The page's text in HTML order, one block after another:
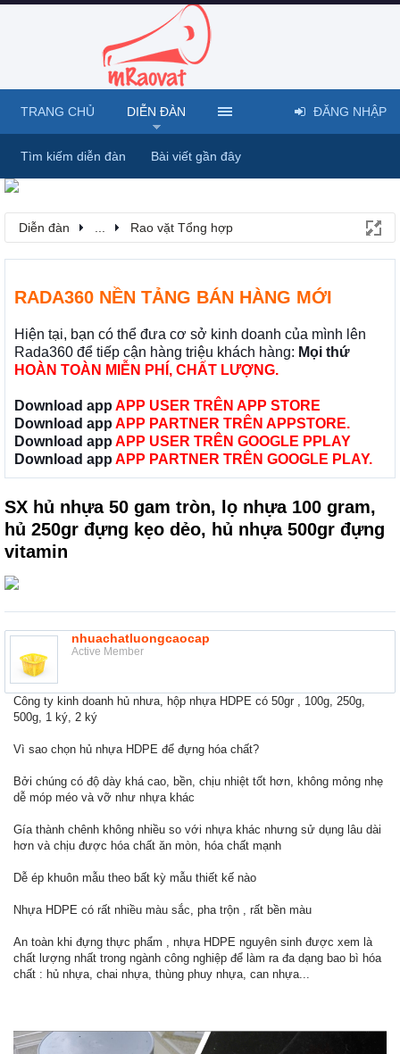
Diễn đàn Rao vặt Tổng hợp
RADA360 NỀN TẢNG BÁN HÀNG MỚI
Hiện tại, bạn có thể đưa cơ sở kinh doanh của mình lên
Rada360 để tiếp cận hàng triệu khách hàng: Mọi thứ
HOÀN TOÀN MIỄN PHÍ, CHẤT LƯỢNG.
Download app APP USER TRÊN APP STORE
Download app APP PARTNER TRÊN APPSTORE.
Download app APP USER TRÊN GOOGLE PPLAY
Download app APP PARTNER TRÊN GOOGLE PLAY.
SX hủ nhựa 50 gam tròn, lọ nhựa 100 gram,
hủ 250gr đựng kẹo dẻo, hủ nhựa 500gr đựng
vitamin
nhuachatluongcaocap
Active Member
Công ty kinh doanh hủ nhưa, hộp nhựa HDPE có 50gr , 100g, 250g,
500g, 1 ký, 2 ký
Vì sao chọn hủ nhựa HDPE để đựng hóa chất?
Bởi chúng có độ dày khá cao, bền, chịu nhiệt tốt hơn, không mỏng nhẹ
dễ móp méo và vỡ như nhựa khác
Gía thành chênh không nhiều so với nhựa khác nhưng sử dụng lâu dài
hơn và chịu được hóa chất ăn mòn, hóa chất mạnh
Dễ ép khuôn mẫu theo bất kỳ mẫu thiết kế nào
Nhựa HDPE có rất nhiều màu sắc, pha trộn , rất bền màu
An toàn khi đựng thực phẩm , nhựa HDPE nguyên sinh được xem là
chất lượng nhất trong ngành công nghiệp để làm ra đa dạng bao bì hóa
chất : hủ nhựa, chai nhựa, thùng phuy nhựa, can nhựa...
TRANG CHỦ DIỄN ĐÀN
Tìm kiếm diễn đàn Bài viết gần đây
ĐĂNG NHẬP